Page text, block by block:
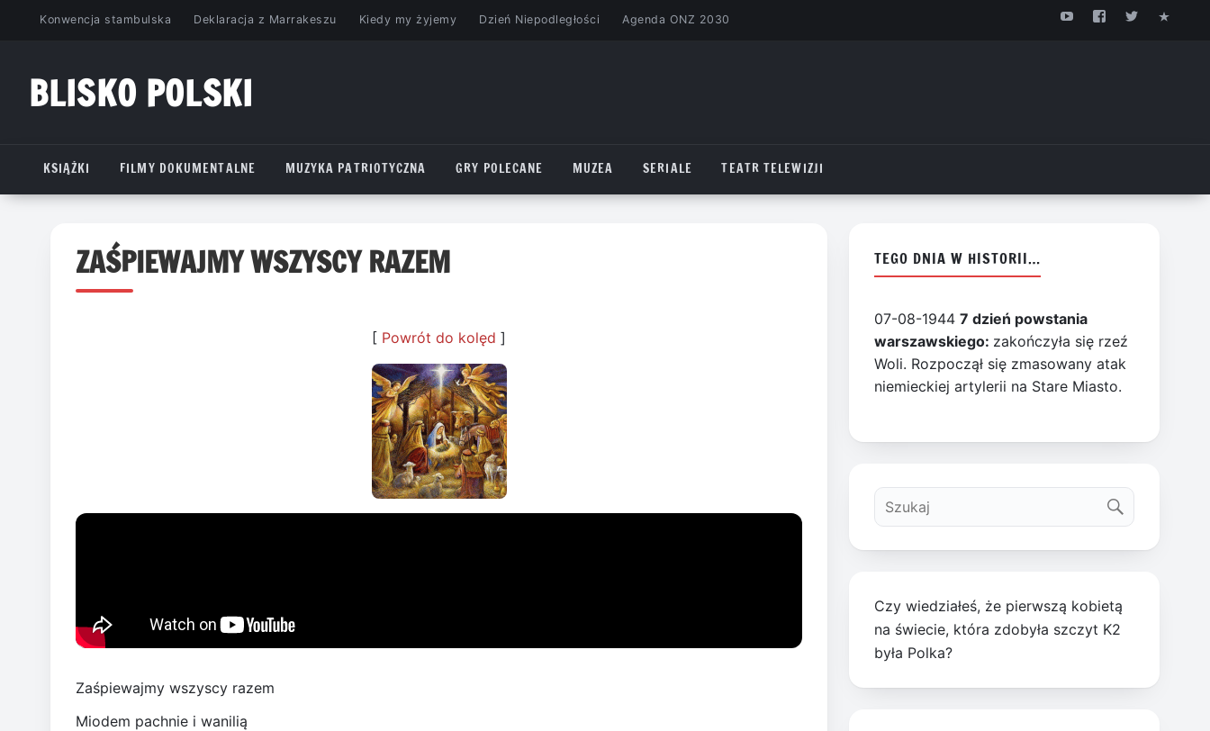
PrzejdźKonwencja stambulska Deklaracja z Marrakeszu Kiedy my żyjemy Dzień Niepodległości Agenda ONZ 2030
BLISKO POLSKI
KSIĄŻKI
FILMY DOKUMENTALNE MUZYKA PATRIOTYCZNA GRY POLECANE MUZEA SERIALE TEATR TELEWIZJI
ZAŚPIEWAJMY WSZYSCY RAZEM
[ Powrót do kolęd ]
Zaśpiewajmy wszyscy razem
Miodem pachnie i wanilią
TEGO DNIA W HISTORII…
07-08-19447 dzień powstania
warszawskiego: zakończyła się rzeź
Woli. Rozpoczął się zmasowany atak
niemieckiej artylerii na Stare Miasto.
Czy wiedziałeś, że pierwszą kobietą
na świecie, która zdobyła szczyt K2
była Polka?